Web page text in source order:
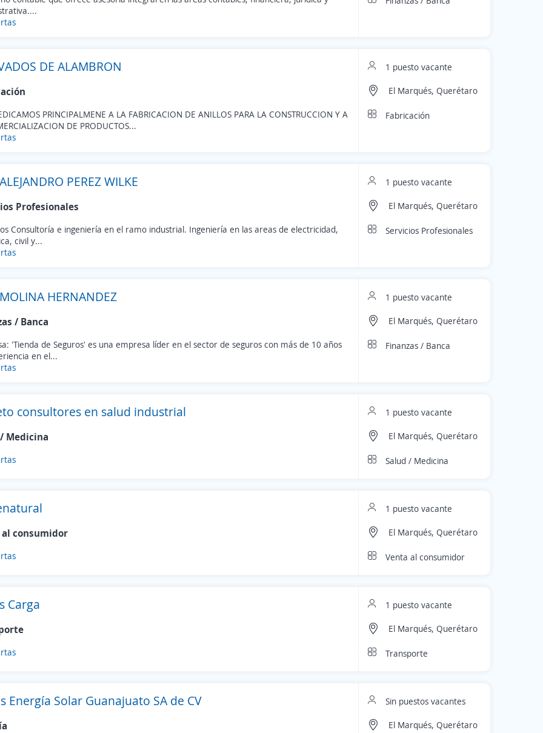
DE ALAMBRON
PRINCIPALMENE A LA FABRICACION DE ANILLOS PARA LA CONSTRUCCION Y A
DE PRODUCTOS...
1 puesto vacante
El Marqués, Querétaro
Fabricación
PEREZ WILKE
Profesionales
Consultoría e ingeniería en el ramo industrial. Ingeniería en las areas de electricidad,
civil y...
1 puesto vacante
El Marqués, Querétaro
Servicios Profesionales
HERNANDEZ
/ Banca
'Tienda de Seguros' es una empresa líder en el sector de seguros con más de 10 años
en el...
1 puesto vacante
El Marqués, Querétaro
Finanzas / Banca
consultores en salud industrial
Medicina
1 puesto vacante
El Marqués, Querétaro
Salud / Medicina
consumidor
1 puesto vacante
El Marqués, Querétaro
Venta al consumidor
Carga 1 puesto vacante
El Marqués, Querétaro
Transporte
Energía Solar Guanajuato SA de CV Sin puestos vacantes
El Marqués, Querétaro